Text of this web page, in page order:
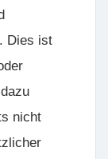
Dies ist
nicht